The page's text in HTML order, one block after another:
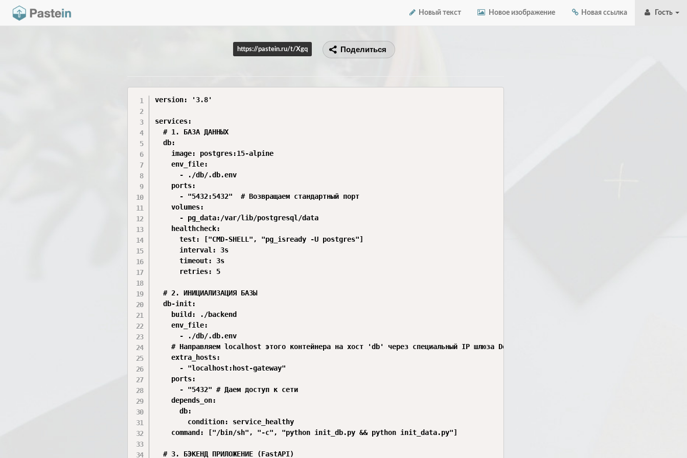
Новый текст Новое изображение Новая ссылка Гость
https://pastein.ru/t/Xgq Поделиться
version: '3.8'
services:
  # 1. БАЗА ДАННЫХ
  db:
    image: postgres:15-alpine
    env_file:
      - ./db/.db.env
    ports:
      - "5432:5432"  # Возвращаем стандартный порт
    volumes:
      - pg_data:/var/lib/postgresql/data
    healthcheck:
      test: ["CMD-SHELL", "pg_isready -U postgres"]
      interval: 3s
      timeout: 3s
      retries: 5
  # 2. ИНИЦИАЛИЗАЦИЯ БАЗЫ
  db-init:
    build: ./backend
    env_file:
      - ./db/.db.env
    # Направляем localhost этого контейнера на хост 'db' через специальный IP шлюза Docker
    extra_hosts:
      - "localhost:host-gateway"
    ports:
      - "5432" # Даем доступ к сети
    depends_on:
      db:
        condition: service_healthy
    command: ["/bin/sh", "-c", "python init_db.py && python init_data.py"]
  # 3. БЭКЕНД ПРИЛОЖЕНИЕ (FastAPI)